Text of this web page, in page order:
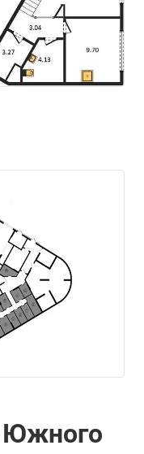
Южного